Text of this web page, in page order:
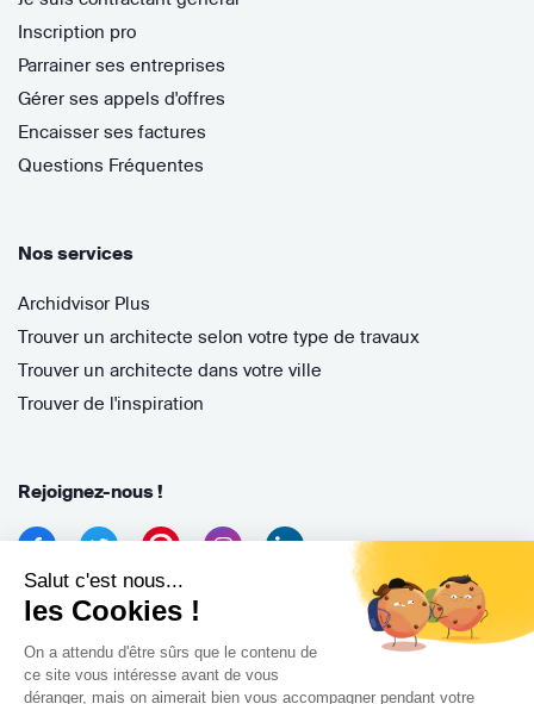
Salut c'est nous...
les Cookies !
On a attendu d'être sûrs que le contenu de
ce site vous intéresse avant de vous
déranger, mais on aimerait bien vous accompagner pendant votre
Inscription pro
Parrainer ses entreprises
Gérer ses appels d'offres
Encaisser ses factures
Questions Fréquentes
Nos services
Archidvisor Plus
Trouver un architecte selon votre type de travaux
Trouver un architecte dans votre ville
Trouver de l'inspiration
Rejoignez-nous !